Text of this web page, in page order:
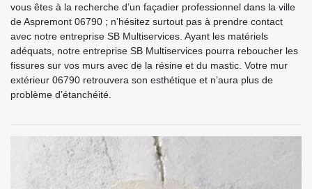
vous êtes à la recherche d’un façadier professionnel dans la ville
de Aspremont 06790 ; n’hésitez surtout pas à prendre contact
avec notre entreprise SB Multiservices. Ayant les matériels
adéquats, notre entreprise SB Multiservices pourra reboucher les
fissures sur vos murs avec de la résine et du mastic. Votre mur
extérieur 06790 retrouvera son esthétique et n’aura plus de
problème d’étanchéité.